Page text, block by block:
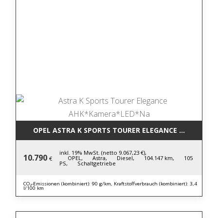
OPEL ASTRA K SPORTS TOURER ELEGANCE
10.790 €
inkl. 19% MwSt. (netto 9.067,23 €),
OPEL, Astra, Diesel, 104.147 km, 105
PS, Schaltgetriebe
CO₂-Emissionen (kombiniert): 90 g/km, Kraftstoffverbrauch (kombiniert): 3,4
l/100 km